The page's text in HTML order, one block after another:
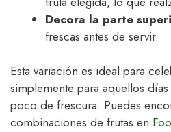
Decora la parte
frescas antes de servir.
Esta variación es ideal para
simplemente para aquellos
poco de frescura. Puedes
combinaciones de frutas en